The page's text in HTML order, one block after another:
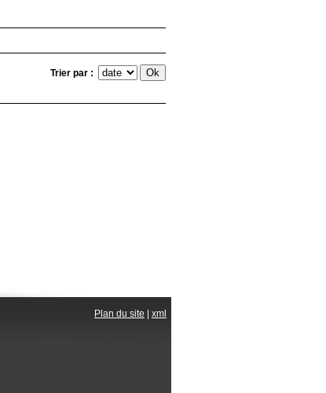
Trier par :
Plan du site xml